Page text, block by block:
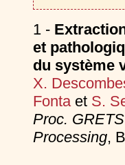
1 -
et
du système
X.
Fontaet S.
Proc.
Processing,